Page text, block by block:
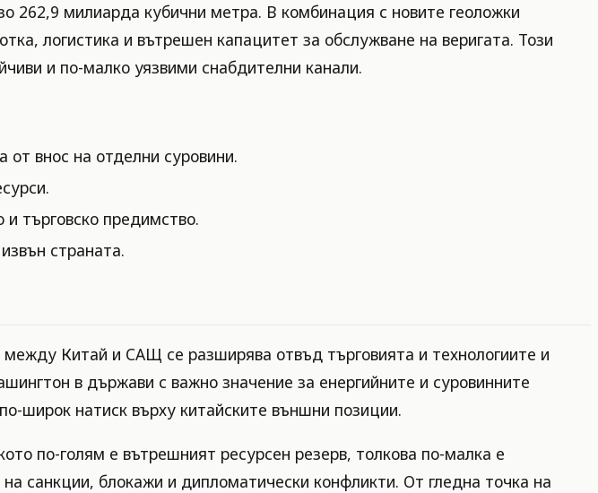
262,9 милиарда кубични метра. В комбинация с новите геоложки
логистика и вътрешен капацитет за обслужване на веригата. Този
и по-малко уязвими снабдителни канали.
внос на отделни суровини.
търговско предимство.
страната.
Китай и САЩ се разширява отвъд търговията и технологиите и
в държави с важно значение за енергийните и суровинните
широк натиск върху китайските външни позиции.
по-голям е вътрешният ресурсен резерв, толкова по-малка е
санкции, блокажи и дипломатически конфликти. От гледна точка на